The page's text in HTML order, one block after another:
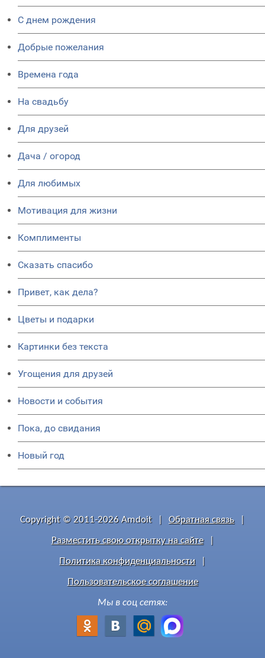
C днем рождения
Добрые пожелания
Времена года
На свадьбу
Для друзей
Дача / огород
Для любимых
Мотивация для жизни
Комплименты
Сказать спасибо
Привет, как дела?
Цветы и подарки
Картинки без текста
Угощения для друзей
Новости и события
Пока, до свидания
Новый год
Copyright © 2011-2026 Amdoit Обратная связь
Разместить свою открытку на сайте
Политика конфиденциальности
Пользовательское соглашение
Мы в соц сетях: